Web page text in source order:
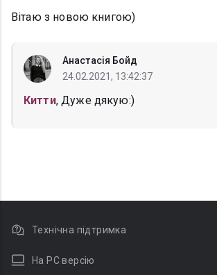
Вітаю з новою книгою)
Анастасія Бойд
24.02.2021, 13:42:37
Китти, Дуже дякую:)
Технічна підтримка
На PC версію